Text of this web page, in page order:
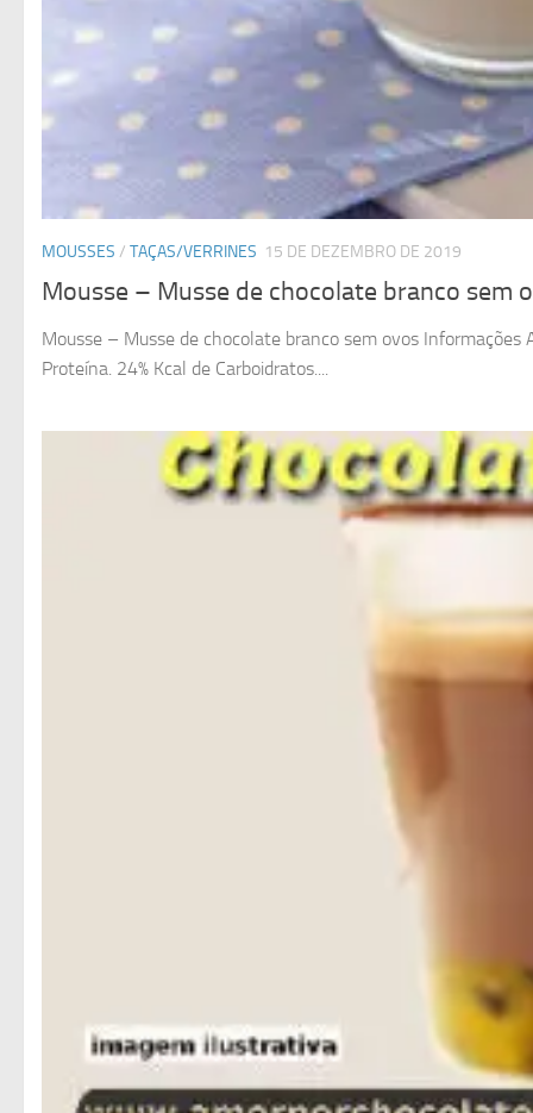
MOUSSES / TAÇAS/VERRINES 15 DE DEZEMBRO DE 2019
Mousse – Musse de chocolate branco sem
Mousse – Musse de chocolate branco sem ovos Informações
Proteína. 24% Kcal de Carboidratos....